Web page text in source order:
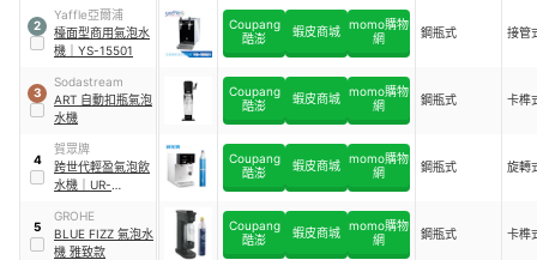
2
Yaffle亞爾浦
檯面型商用氣泡水
機
YS-15501
Coupang
酷澎
蝦皮商城 momo購物
網
鋼瓶式 接管
3
Sodastream
ART 自動扣瓶氣泡
水機
Coupang
酷澎
蝦皮商城 momo購物
網
鋼瓶式 卡榫
4
賀眾牌
跨世代輕盈氣泡飲
水機
UR-
Coupang
酷澎
蝦皮商城 momo購物
網
鋼瓶式 旋轉
5
GROHE
BLUE FIZZ 氣泡水
機 雅致款
Coupang
酷澎
蝦皮商城 momo購物
網
鋼瓶式 卡榫